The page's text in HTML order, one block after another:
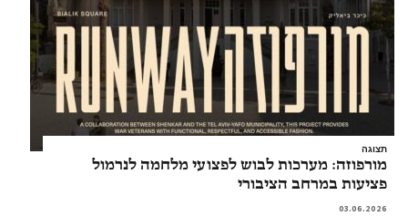
תצוגה
מורפוזה: מערכות לבוש לפצועי מלחמה לנרמול
פציעות במרחב הציבורי
03.06.2026